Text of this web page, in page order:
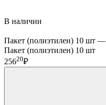
В наличии
Пакет (полиэтилен) 10 шт —
Пакет (полиэтилен) 10 шт
25620₽